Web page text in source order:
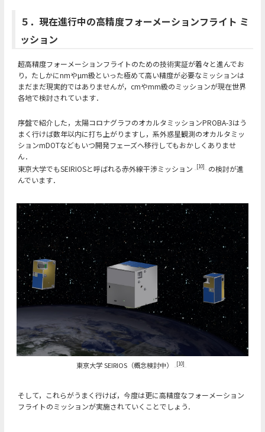
５．現在進行中の高精度フォーメーションフライト ミ
ッション
超高精度フォーメーションフライトのための技術実証が着々と進んでお
り，たしかにnmやµm級といった極めて高い精度が必要なミッションは
まだまだ現実的ではありませんが，cmやmm級のミッションが現在世界
各地で検討されています．
序盤で紹介した，太陽コロナグラフのオカルタミッションPROBA-3はう
まく行けば数年以内に打ち上がりますし，系外惑星観測のオカルタミッ
ションmDOTなどもいつ開発フェーズへ移行してもおかしくありませ
ん．
東京大学でもSEIRIOSと呼ばれる赤外線干渉ミッション
[10]
の検討が進
んでいます．
東京大学 SEIRIOS（概念検討中） [10]
そして，これらがうまく行けば，今度は更に高精度なフォーメーション
フライトのミッションが実施されていくことでしょう．